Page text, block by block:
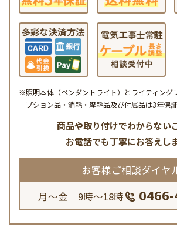
※照明本体（ペンダントライト）とライティング
プション品・消耗・摩耗品及び付属品は3年保証
商品や取り付けでわからない
お電話でも丁寧にお答えし
お客様ご相談ダイヤ
月～金 9時～18時